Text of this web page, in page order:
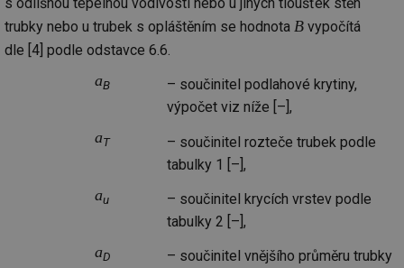
trubky nebo u trubek s opláštěním se hodnota B vypočítá
dle [4] podle odstavce 6.6.
aB
– součinitel podlahové krytiny,
výpočet viz níže [–],
aT
– součinitel rozteče trubek podle
tabulky 1 [–],
au
– součinitel krycích vrstev podle
tabulky 2 [–],
aD
– součinitel vnějšího průměru trubky